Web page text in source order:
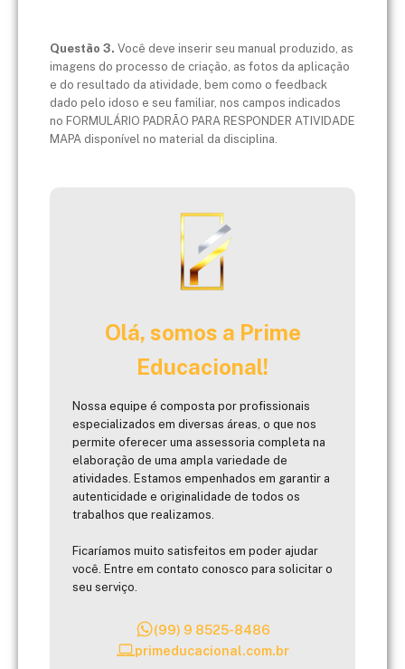
Questão 3. Você deve inserir seu manual produzido, as
imagens do processo de criação, as fotos da aplicação
e do resultado da atividade, bem como o feedback
dado pelo idoso e seu familiar, nos campos indicados
no FORMULÁRIO PADRÃO PARA RESPONDER ATIVIDADE
MAPA disponível no material da disciplina.
Olá, somos a Prime
Educacional!
Nossa equipe é composta por profissionais
especializados em diversas áreas, o que nos
permite oferecer uma assessoria completa na
elaboração de uma ampla variedade de
atividades. Estamos empenhados em garantir a
autenticidade e originalidade de todos os
trabalhos que realizamos.
Ficaríamos muito satisfeitos em poder ajudar
você. Entre em contato conosco para solicitar o
seu serviço.
(99) 9 8525-8486
primeducacional.com.br